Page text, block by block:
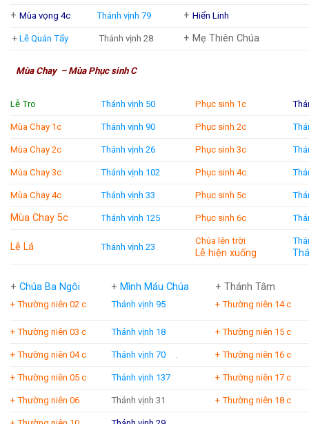
+ Mùa vọng 4c Thánh vịnh 79 +Hiển Linh
+ Lễ Quán Tẩy Thánh vịnh 28 + Mẹ Thiên Chúa
Mùa Chay – Mùa Phục sinh C
Lễ Tro Thánh vịnh 50 Phục sinh 1c
Mùa Chay 1c Thánh vịnh 90 Phục sinh 2c
Mùa Chay 2c Thánh vịnh 26 Phục sinh 3c
Mùa Chay 3c Thánh vịnh 102 Phục sinh 4c
Mùa Chay 4c Thánh vịnh 33 Phục sinh 5c
Mùa Chay 5c Thánh vịnh 125 Phục sinh 6c
Lễ Lá Thánh vịnh 23
Chúa lên trời
Lễ hiện xuống
+ Chúa Ba Ngôi
+ Thường niên 02 c
+ Mình Máu Chúa
Thánh vịnh 95
+ Thánh Tâm
+ Thường niên 14 c
+ Thường niên 03 c Thánh vịnh 18 + Thường niên 15 c
+ Thường niên 04 c Thánh vịnh 70 . + Thường niên 16 c
+ Thường niên 05 c Thánh vịnh 137 + Thường niên 17 c
+ Thường niên 06 Thánh vịnh 31 + Thường niên 18 c